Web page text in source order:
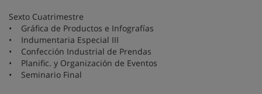
Sexto Cuatrimestre
• Gráfica de Productos e Infografías
• Indumentaria Especial III
• Confección Industrial de Prendas
• Planific. y Organización de Eventos
• Seminario Final